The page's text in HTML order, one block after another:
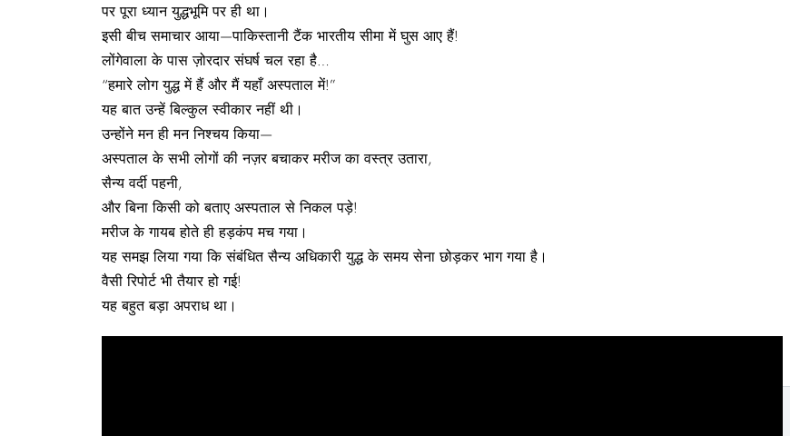
पर पूरा ध्यान युद्धभूमि पर ही था।
इसी बीच समाचार आया—पाकिस्तानी टैंक भारतीय सीमा में घुस आए हैं!
लोंगेवाला के पास ज़ोरदार संघर्ष चल रहा है…
“हमारे लोग युद्ध में हैं और मैं यहाँ अस्पताल में!”
यह बात उन्हें बिल्कुल स्वीकार नहीं थी।
उन्होंने मन ही मन निश्चय किया—
अस्पताल के सभी लोगों की नज़र बचाकर मरीज का वस्त्र उतारा,
सैन्य वर्दी पहनी,
और बिना किसी को बताए अस्पताल से निकल पड़े!
मरीज के गायब होते ही हड़कंप मच गया।
यह समझ लिया गया कि संबंधित सैन्य अधिकारी युद्ध के समय सेना छोड़कर भाग गया है।
वैसी रिपोर्ट भी तैयार हो गई!
यह बहुत बड़ा अपराध था।